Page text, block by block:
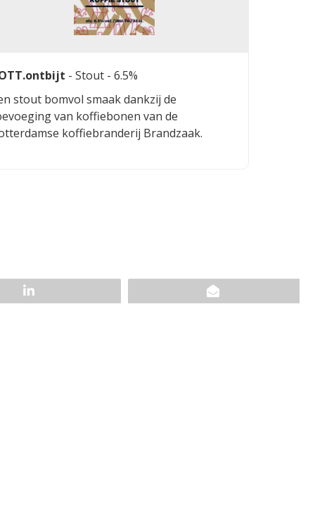
- Stout - 6.5%
stout bomvol smaak dankzij de
van koffiebonen van de
koffiebranderij Brandzaak.